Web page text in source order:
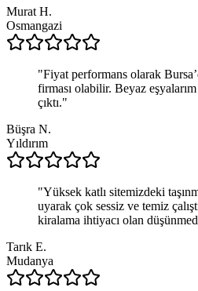
Murat H.
Osmangazi
"Fiyat performans olarak
firması olabilir. Beyaz eşyalarım
çıktı."
Büşra N.
Yıldırım
"Yüksek katlı sitemizdeki
uyarak çok sessiz ve temiz
kiralama ihtiyacı olan
Tarık E.
Mudanya